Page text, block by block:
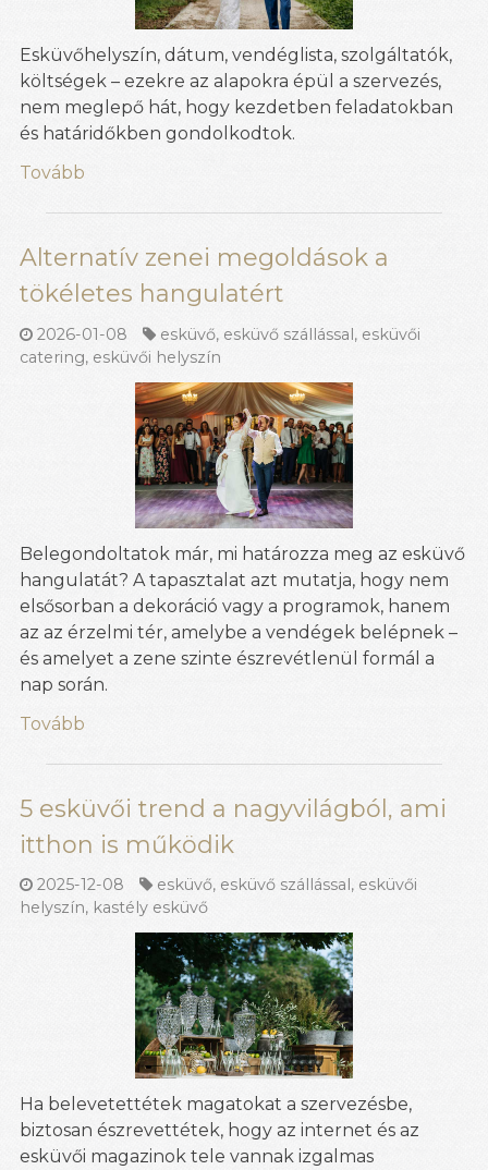
Esküvőhelyszín, dátum, vendéglista, szolgáltatók,
költségek – ezekre az alapokra épül a szervezés,
nem meglepő hát, hogy kezdetben feladatokban
és határidőkben gondolkodtok.
Tovább
Alternatív zenei megoldások a
tökéletes hangulatért
2026-01-08 esküvő, esküvő szállással, esküvői
catering, esküvői helyszín
Belegondoltatok már, mi határozza meg az esküvő
hangulatát? A tapasztalat azt mutatja, hogy nem
elsősorban a dekoráció vagy a programok, hanem
az az érzelmi tér, amelybe a vendégek belépnek –
és amelyet a zene szinte észrevétlenül formál a
nap során.
Tovább
5 esküvői trend a nagyvilágból, ami
itthon is működik
2025-12-08 esküvő, esküvő szállással , esküvői
helyszín, kastély esküvő
Ha belevetettétek magatokat a szervezésbe,
biztosan észrevettétek, hogy az internet és az
esküvői magazinok tele vannak izgalmas